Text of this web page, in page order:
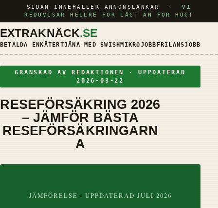
SIDAN INNEHÅLLER ANNONSLÄNKAR ·VI
REDOVISAR HELLRE FÖR LÅGT ÄN FÖR HÖGT
EXTRAKNÄCK.SE
BETALDA ENKÄTERTJÄNA MED SWISHMIKROJOBB FRILANSJOBB
GRANSKAD AV REDAKTIONEN · UPPDATERAD
2026-03-22
RESEFÖRSÄKRING 2026
– JÄMFÖR BÄSTA
RESEFÖRSÄKRINGARN
A
JÄMFÖRELSE · UPPDATERAD JULI 2026